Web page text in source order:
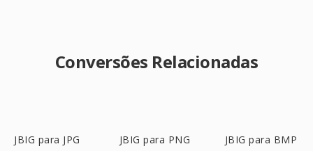
Conversões Relacionadas
JBIG para JPG JBIG para PNG JBIG para BMP